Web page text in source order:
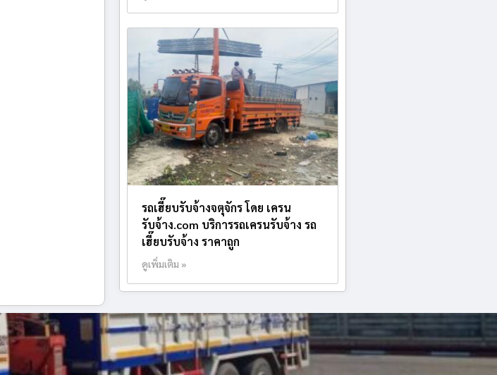
รถเฮี๊ยบรับจ้างจตุจักร โดย เครน
รับจ้าง.com บริการรถเครนรับจ้าง รถ
เฮี๊ยบรับจ้าง ราคาถูก
ดูเพิ่มเติม »